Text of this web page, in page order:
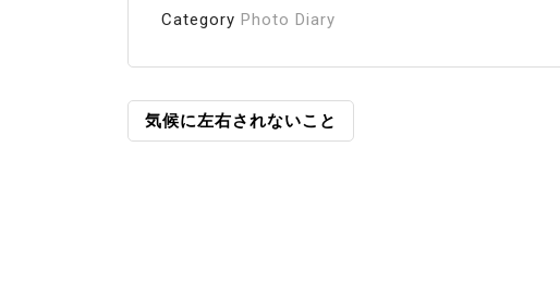
Category Photo Diary
投
気候に左右されないこと